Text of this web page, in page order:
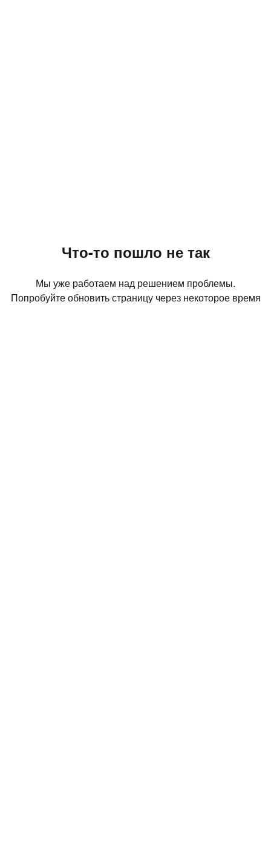
Что-то пошло не так
Мы уже работаем над решением проблемы.
Попробуйте обновить страницу через некоторое время